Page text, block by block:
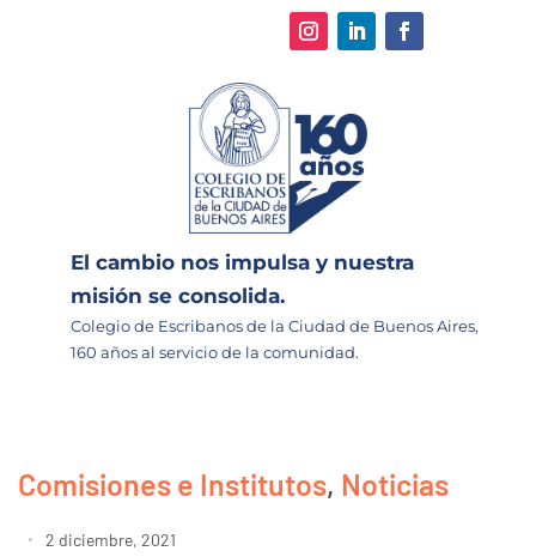
El cambio nos impulsa y nuestra
misión se consolida.
Colegio de Escribanos de la Ciudad de Buenos Aires,
160 años al servicio de la comunidad.
Comisiones e Institutos, Noticias
2 diciembre, 2021